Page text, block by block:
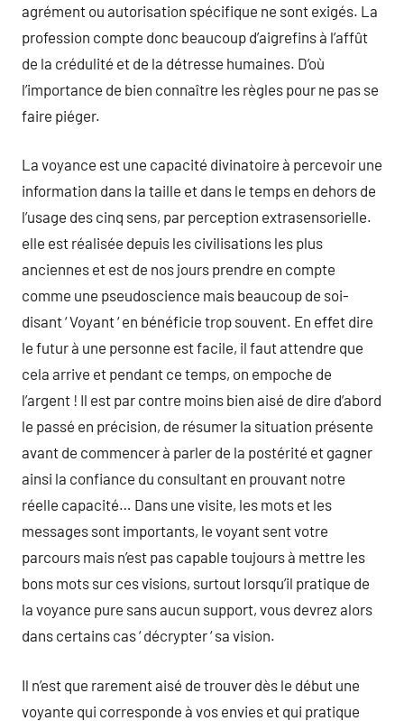
agrément ou autorisation spécifique ne sont exigés. La
profession compte donc beaucoup d’aigrefins à l’affût
de la crédulité et de la détresse humaines. D’où
l’importance de bien connaître les règles pour ne pas se
faire piéger.
La voyance est une capacité divinatoire à percevoir une
information dans la taille et dans le temps en dehors de
l’usage des cinq sens, par perception extrasensorielle.
elle est réalisée depuis les civilisations les plus
anciennes et est de nos jours prendre en compte
comme une pseudoscience mais beaucoup de soi-
disant ‘ Voyant ‘ en bénéficie trop souvent. En effet dire
le futur à une personne est facile, il faut attendre que
cela arrive et pendant ce temps, on empoche de
l’argent ! Il est par contre moins bien aisé de dire d’abord
le passé en précision, de résumer la situation présente
avant de commencer à parler de la postérité et gagner
ainsi la confiance du consultant en prouvant notre
réelle capacité… Dans une visite, les mots et les
messages sont importants, le voyant sent votre
parcours mais n’est pas capable toujours à mettre les
bons mots sur ces visions, surtout lorsqu’il pratique de
la voyance pure sans aucun support, vous devrez alors
dans certains cas ‘ décrypter ‘ sa vision.
Il n’est que rarement aisé de trouver dès le début une
voyante qui corresponde à vos envies et qui pratique